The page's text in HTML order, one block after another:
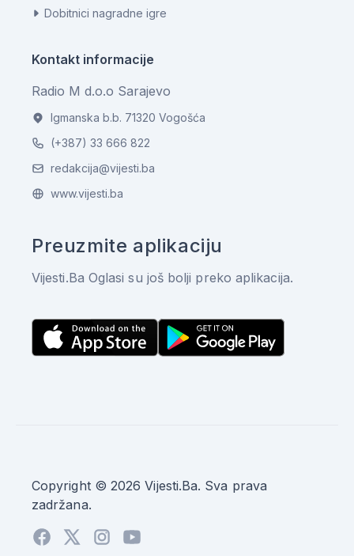
Dobitnici nagradne igre
Kontakt informacije
Radio M d.o.o Sarajevo
Igmanska b.b. 71320 Vogošća
(+387) 33 666 822
redakcija@vijesti.ba
www.vijesti.ba
Preuzmite aplikaciju
Vijesti.Ba Oglasi su još bolji preko aplikacija.
Copyright © 2026 Vijesti.Ba. Sva prava
zadržana.